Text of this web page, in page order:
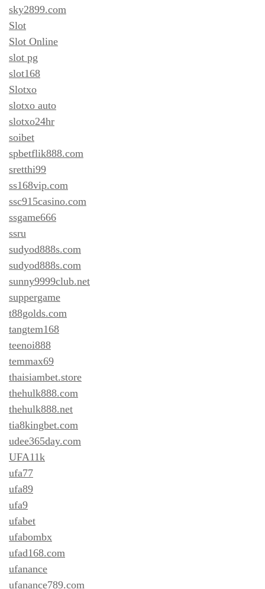
sky2899.com
Slot
Slot Online
slot pg
slot168
Slotxo
slotxo auto
slotxo24hr
soibet
spbetflik888.com
sretthi99
ss168vip.com
ssc915casino.com
ssgame666
ssru
sudyod888s.com
sudyod888s.com
sunny9999club.net
suppergame
t88golds.com
tangtem168
teenoi888
temmax69
thaisiambet.store
thehulk888.com
thehulk888.net
tia8kingbet.com
udee365day.com
UFA11k
ufa77
ufa89
ufa9
ufabet
ufabombx
ufad168.com
ufanance
ufanance789.com